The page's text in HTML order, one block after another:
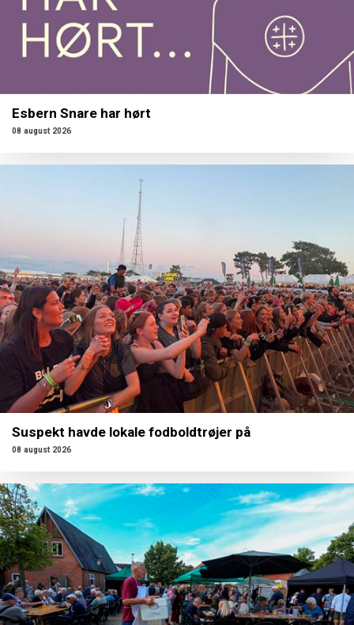
Esbern Snare har hørt
08 august 2026
Suspekt havde lokale fodboldtrøjer på
08 august 2026